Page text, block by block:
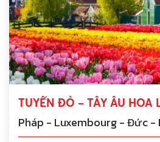
TUYẾN ĐỎ – TÂY ÂU HOA
Pháp - Luxembourg - Đức -